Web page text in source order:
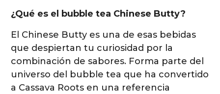
¿Qué es el bubble tea Chinese Butty?
El Chinese Butty es una de esas bebidas
que despiertan tu curiosidad por la
combinación de sabores. Forma parte del
universo del bubble tea que ha convertido
a Cassava Roots en una referencia